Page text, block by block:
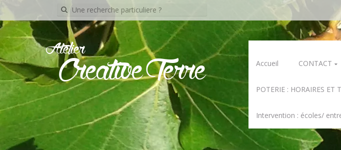
Recherche
pour:
Atelier
Creative Terre
Skip
Accueil CONTACT
POTERIE : HORAIRES ET
Intervention : écoles/